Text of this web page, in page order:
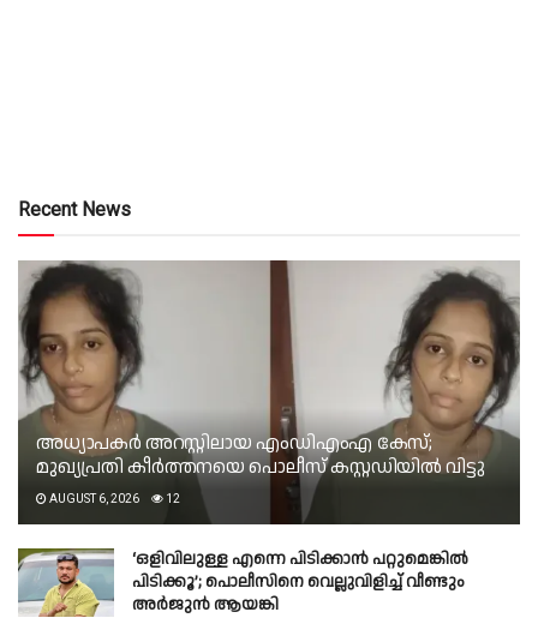
Recent News
അധ്യാപകർ അറസ്റ്റിലായ എംഡിഎംഎ കേസ്;
മുഖ്യപ്രതി കീർത്തനയെ പൊലീസ് കസ്റ്റഡിയിൽ വിട്ടു
AUGUST 6, 2026 12
‘ഒളിവിലുള്ള എന്നെ പിടിക്കാൻ പറ്റുമെങ്കിൽ
പിടിക്കൂ’; പൊലീസിനെ വെല്ലുവിളിച്ച് വീണ്ടും
അർജുൻ ആയങ്കി